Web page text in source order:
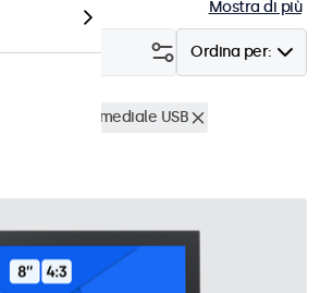
Mostra di più
Ordina per:
Lettore multimediale USB